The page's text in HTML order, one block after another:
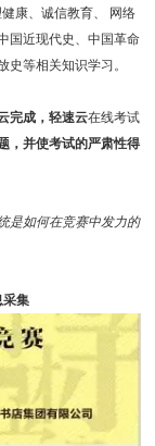
康、诚信教育、 网络
国近现代史、中国革命
等相关知识学习。
完成，轻速云在线考试
，并使考试的严肃性得
是如何在竞赛中发力的
采集